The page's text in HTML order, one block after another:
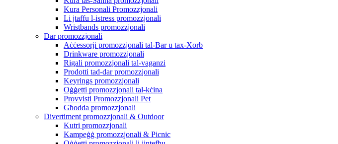
Kura Personali Promozzjonali
Li jtaffu l-istress promozzjonali
Wristbands promozzjonali
Dar promozzjonali
Aċċessorji promozzjonali tal-Bar u tax-Xorb
Drinkware promozzjonali
Rigali promozzjonali tal-vaganzi
Prodotti tad-dar promozzjonali
Keyrings promozzjonali
Oġġetti promozzjonali tal-kċina
Provvisti Promozzjonali Pet
Għodda promozzjonali
Divertiment promozzjonali & Outdoor
Kutri promozzjonali
Kampeġġ promozzjonali & Picnic